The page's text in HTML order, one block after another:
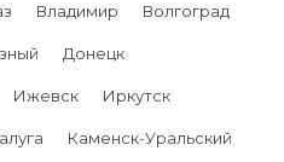
Владимир Волгоград
Донецк
Ижевск Иркутск
Каменск-Уральский